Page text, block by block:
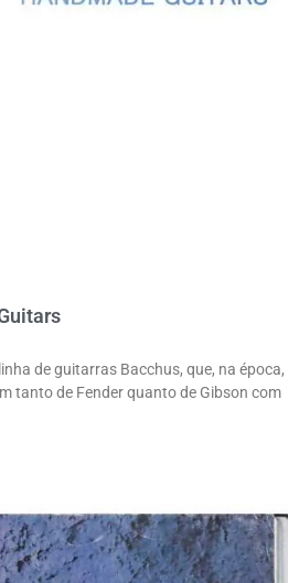
de guitarras Bacchus, que, na época,
tanto de Fender quanto de Gibson com